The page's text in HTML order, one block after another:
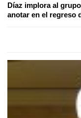
Díaz implora al
anotar en el regreso